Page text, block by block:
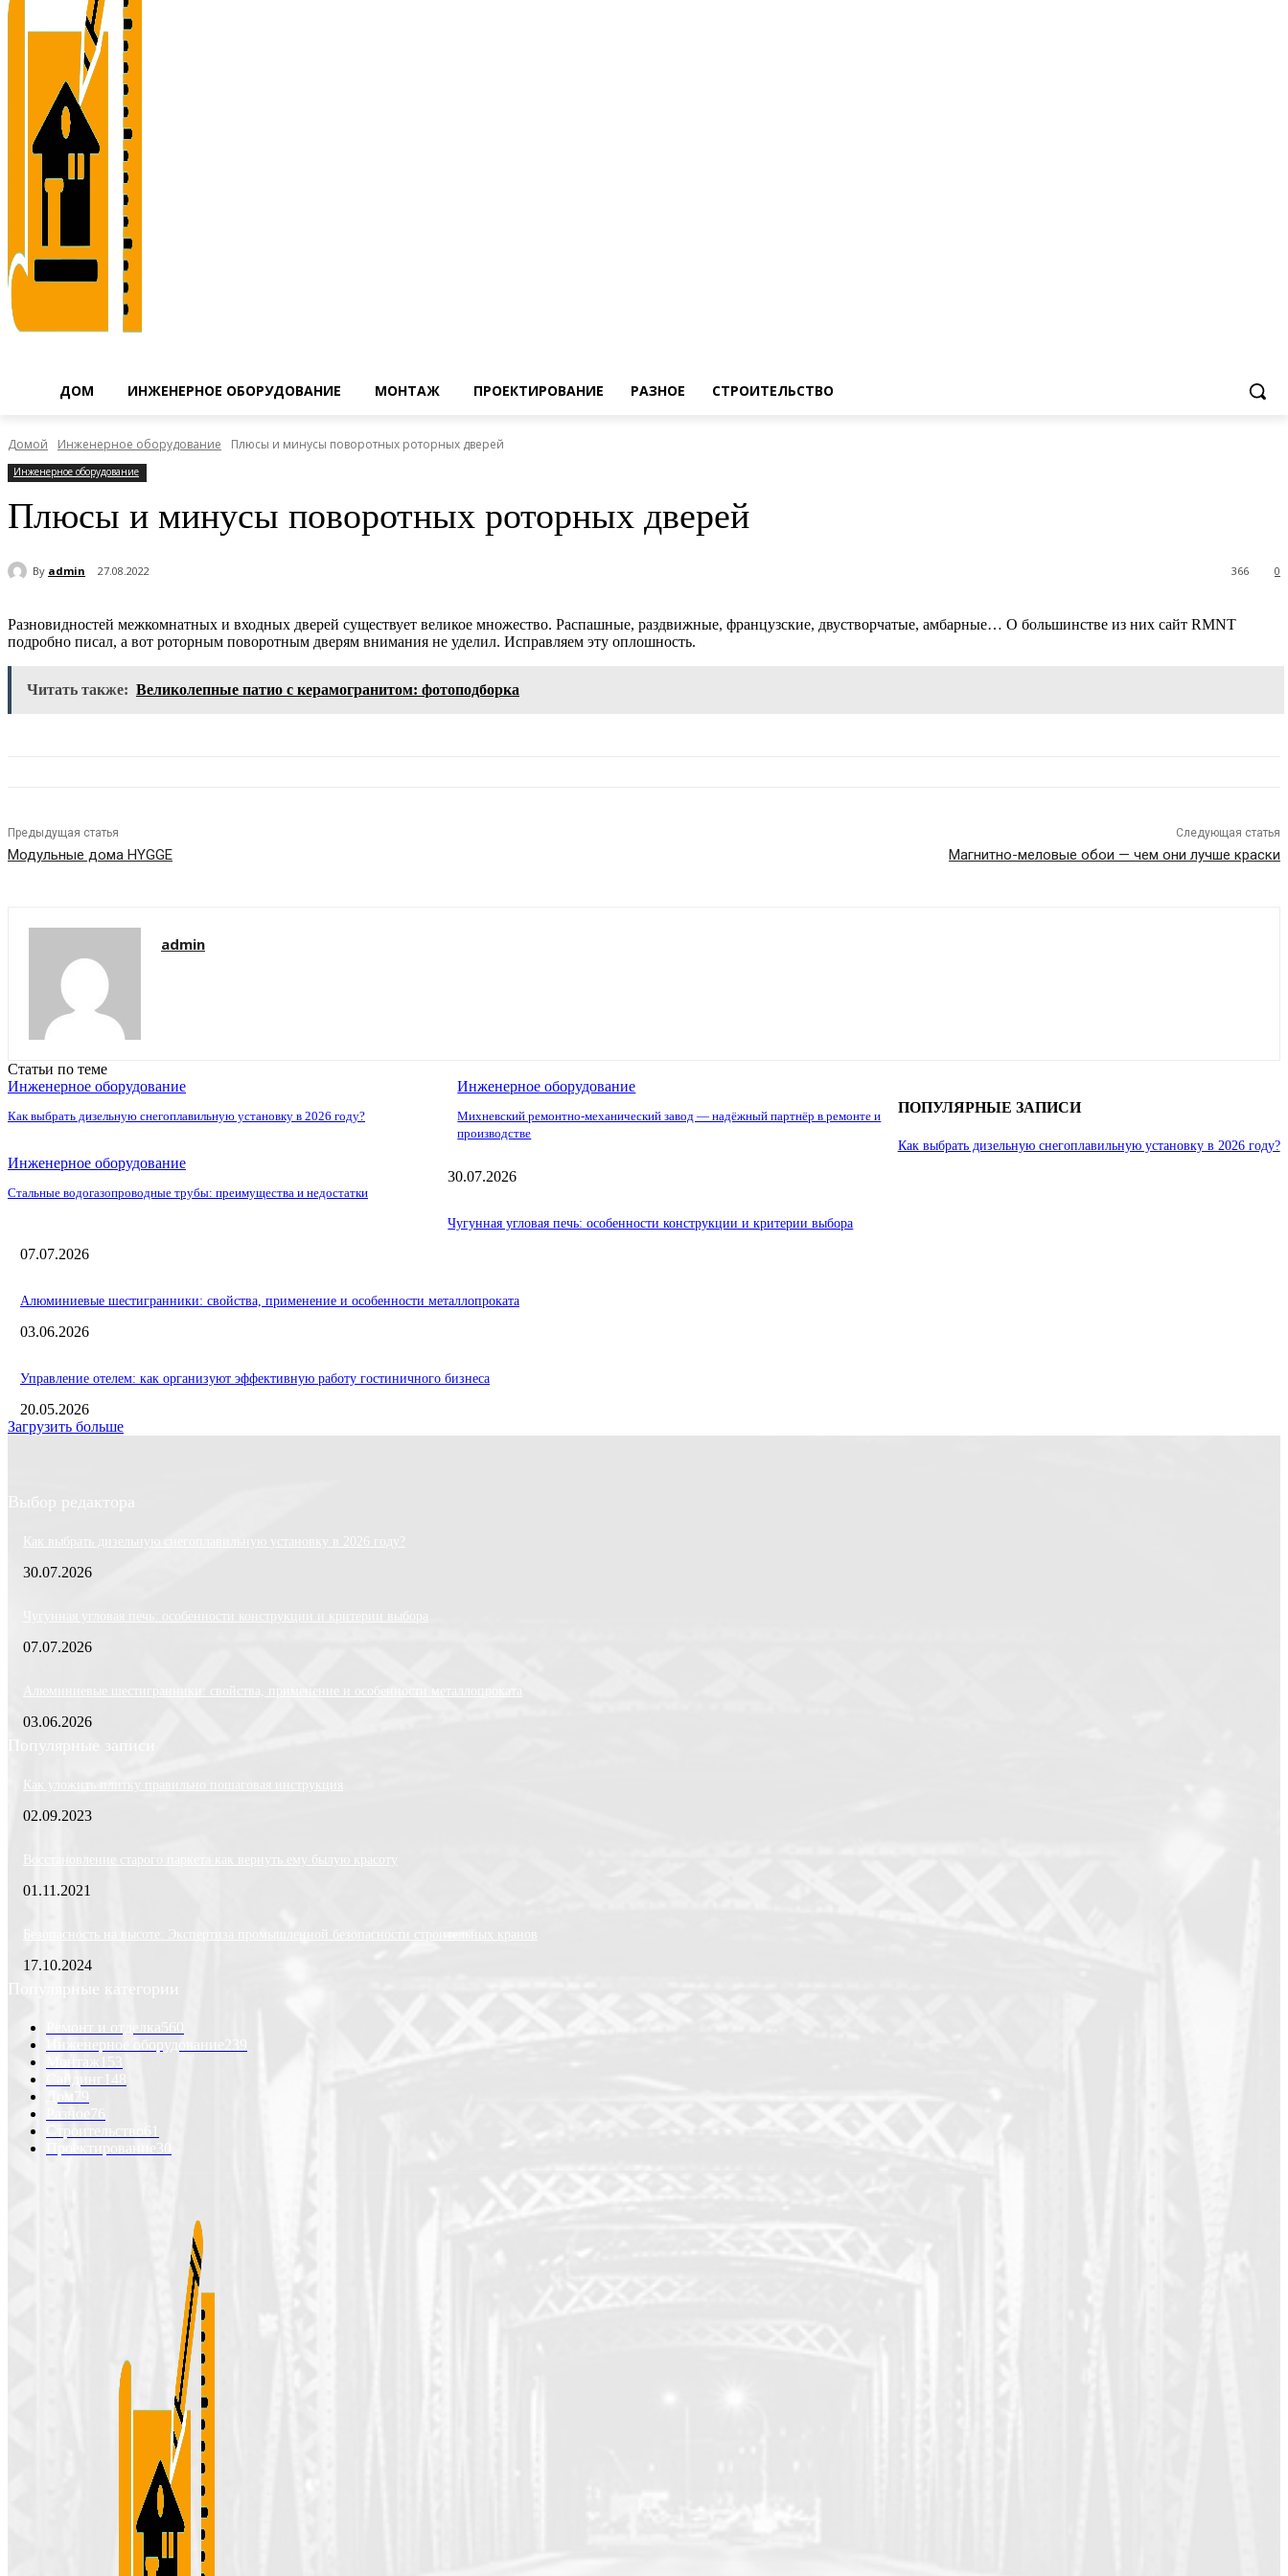
ДОМ ИНЖЕНЕРНОЕ ОБОРУДОВАНИЕ МОНТАЖ ПРОЕКТИРОВАНИЕ РАЗНОЕ СТРОИТЕЛЬСТВО
Домой Инженерное оборудование Плюсы и минусы поворотных роторных дверей
Инженерное оборудование
Плюсы и минусы поворотных роторных дверей
By admin 27.08.2022 0
366
Разновидностей межкомнатных и входных дверей существует великое множество. Распашные, раздвижные, французские, двустворчатые, амбарные… О большинстве из них сайт RMNT
подробно писал, а вот роторным поворотным дверям внимания не уделил. Исправляем эту оплошность.
Читать также: Великолепные патио с керамогранитом: фотоподборка
Предыдущая статья
Модульные дома HYGGE
Следующая статья
Магнитно-меловые обои — чем они лучше краски
admin
Статьи по теме
Инженерное оборудование
Как выбрать дизельную снегоплавильную установку в 2026 году?
Инженерное оборудование
Михневский ремонтно-механический завод — надёжный партнёр в ремонте и
производстве
Инженерное оборудование
Стальные водогазопроводные трубы: преимущества и недостатки
ПОПУЛЯРНЫЕ ЗАПИСИ
Как выбрать дизельную снегоплавильную установку в 2026 году?
30.07.2026
Чугунная угловая печь: особенности конструкции и критерии выбора
07.07.2026
Алюминиевые шестигранники: свойства, применение и особенности металлопроката
03.06.2026
Управление отелем: как организуют эффективную работу гостиничного бизнеса
20.05.2026
Загрузить больше
Выбор редактора
Как выбрать дизельную снегоплавильную установку в 2026 году?
30.07.2026
Чугунная угловая печь: особенности конструкции и критерии выбора
07.07.2026
Алюминиевые шестигранники: свойства, применение и особенности металлопроката
03.06.2026
Популярные записи
Как уложить плитку правильно пошаговая инструкция
02.09.2023
Восстановление старого паркета как вернуть ему былую красоту
01.11.2021
Безопасность на высоте: Экспертиза промышленной безопасности строительных кранов
17.10.2024
Популярные категории
Ремонт и отделка560
Инженерное оборудование
Монтаж
153
Сайдинг
148
Разное
76
Строительство
Проектирование 30